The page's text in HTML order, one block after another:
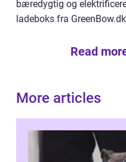
bæredygtig og
ladeboks fra
Read
More articles